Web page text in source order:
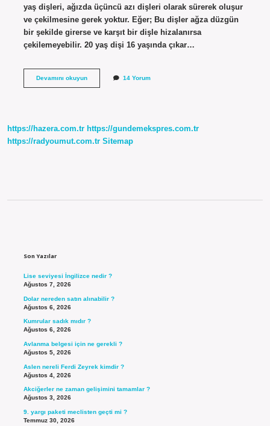
yaş dişleri, ağızda üçüncü azı dişleri olarak sürerek oluşur
ve çekilmesine gerek yoktur. Eğer; Bu dişler ağza düzgün
bir şekilde girerse ve karşıt bir dişle hizalanırsa
çekilemeyebilir. 20 yaş dişi 16 yaşında çıkar…
Devamını okuyun17
Mı
14 Yorum
https://hazera.com.tr https://gundemekspres.com.tr
https://radyoumut.com.tr Sitemap
Son Yazılar
Lise seviyesi İngilizce nedir ?
Ağustos 7, 2026
Dolar nereden satın alınabilir ?
Ağustos 6, 2026
Kumrular sadık mıdır ?
Ağustos 6, 2026
Avlanma belgesi için ne gerekli ?
Ağustos 5, 2026
Aslen nereli Ferdi Zeyrek kimdir ?
Ağustos 4, 2026
Akciğerler ne zaman gelişimini tamamlar ?
Ağustos 3, 2026
9. yargı paketi meclisten geçti mi ?
Temmuz 30, 2026